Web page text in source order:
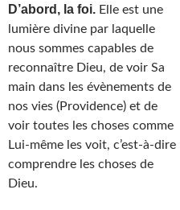
D’abord, la foi. Elle est une
lumière divine par laquelle
nous sommes capables de
reconnaître Dieu, de voir Sa
main dans les évènements de
nos vies (Providence) et de
voir toutes les choses comme
Lui-même les voit, c’est-à-dire
comprendre les choses de
Dieu.